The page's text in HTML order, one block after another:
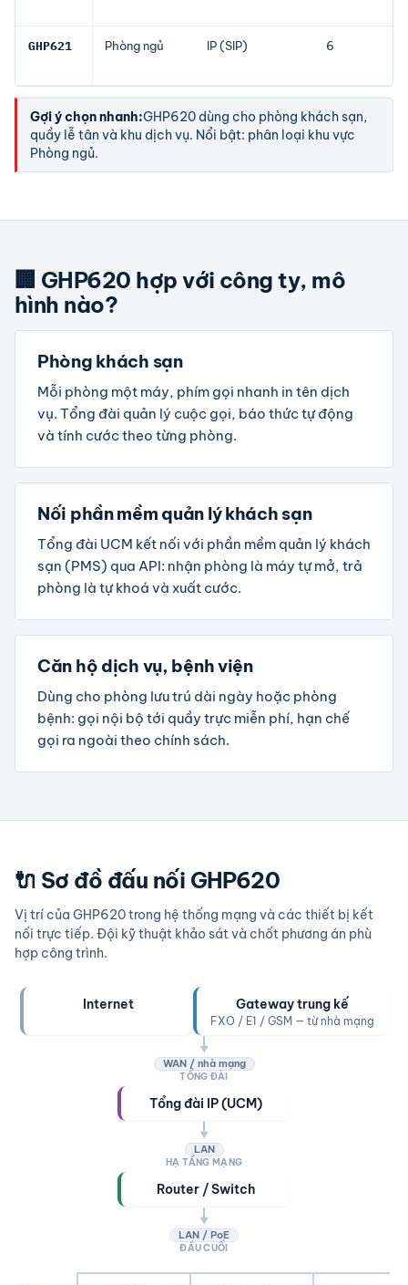
GHP621 Phòng ngủ IP (SIP) 6
Gợi ý chọn nhanh:GHP620 dùng cho phòng khách sạn,
quầy lễ tân và khu dịch vụ. Nổi bật: phân loại khu vực
Phòng ngủ.
🏢 GHP620 hợp với công ty, mô
hình nào?
Phòng khách sạn
Mỗi phòng một máy, phím gọi nhanh in tên dịch
vụ. Tổng đài quản lý cuộc gọi, báo thức tự động
và tính cước theo từng phòng.
Nối phần mềm quản lý khách sạn
Tổng đài UCM kết nối với phần mềm quản lý khách
sạn (PMS) qua API: nhận phòng là máy tự mở, trả
phòng là tự khoá và xuất cước.
Căn hộ dịch vụ, bệnh viện
Dùng cho phòng lưu trú dài ngày hoặc phòng
bệnh: gọi nội bộ tới quầy trực miễn phí, hạn chế
gọi ra ngoài theo chính sách.
🔌 Sơ đồ đấu nối GHP620
Vị trí của GHP620 trong hệ thống mạng và các thiết bị kết
nối trực tiếp. Đội kỹ thuật khảo sát và chốt phương án phù
hợp công trình.
Internet Gateway trung kế
FXO / E1 / GSM — từ nhà mạng
▼
WAN / nhà mạng
TỔNG ĐÀI
Tổng đài IP (UCM)
▼
LAN
HẠ TẦNG MẠNG
Router / Switch
▼
LAN / PoE
ĐẦU CUỐI